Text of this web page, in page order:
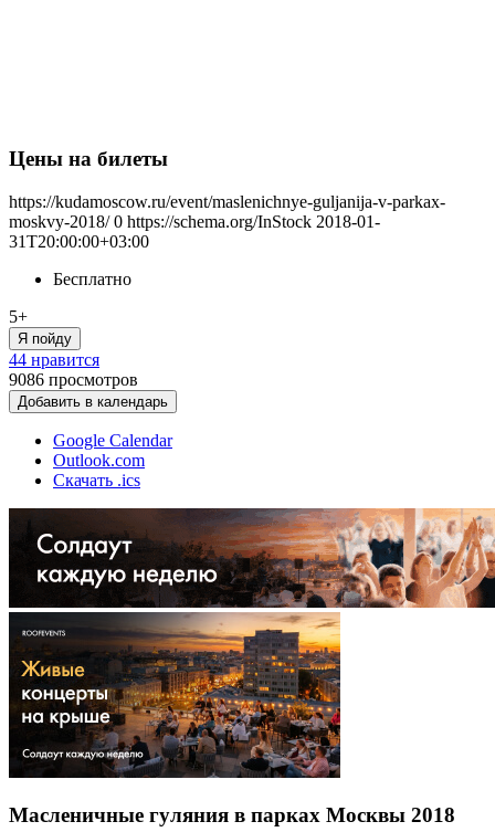
Цены на билеты
https://kudamoscow.ru/event/maslenichnye-guljanija-v-parkax-
moskvy-2018/ 0 https://schema.org/InStock 2018-01-
31T20:00:00+03:00
Бесплатно
5+
Я пойду
44 нравится
9086 просмотров
Добавить в календарь
Google Calendar
Outlook.com
Скачать .ics
Масленичные гуляния в парках Москвы 2018